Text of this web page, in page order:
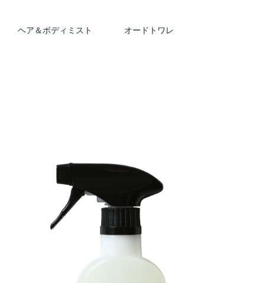
ヘア＆ボディミスト オードトワレ